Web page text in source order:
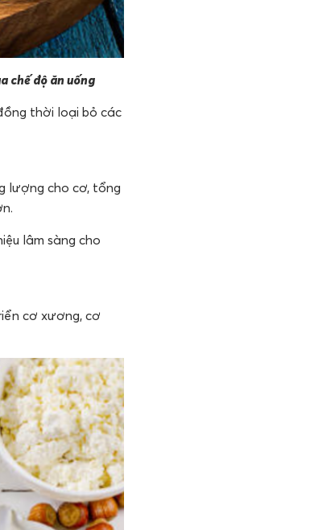
chế độ ăn uống
thời loại bỏ các
lượng cho cơ, tổng
lâm sàng cho
cơ xương, cơ